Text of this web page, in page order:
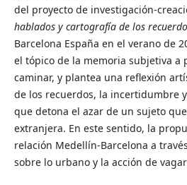
del proyecto de investigación-
hablados y cartografía de los
Barcelona España en el verano de
el tópico de la memoria subjetiva a
caminar, y plantea una reflexión
de los recuerdos, la incertidumbre
que detona el azar de un sujeto
extranjera. En este sentido, la
relación Medellín-Barcelona a
sobre lo urbano y la acción de